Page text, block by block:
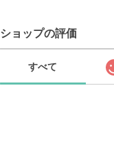
ショップの評価
すべて